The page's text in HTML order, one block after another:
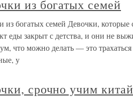
из богатых семей
из богатых семей Девочки, которые
еды закрыт с детства, и они не
что можно делать — это
у
срочно учим